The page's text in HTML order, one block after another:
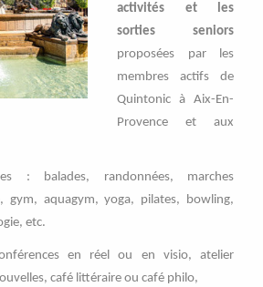
activités et les
sorties seniors
proposées par les
membres actifs de
Quintonic à Aix-En-
Provence et aux
: balades, randonnées, marches
gym, aquagym, yoga, pilates, bowling,
etc.
en réel ou en visio, atelier
café littéraire ou café philo,